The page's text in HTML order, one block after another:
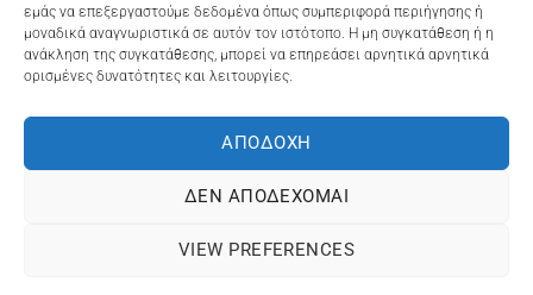
εμάς να επεξεργαστούμε δεδομένα όπως συμπεριφορά περιήγησης ή
μοναδικά αναγνωριστικά σε αυτόν τον ιστότοπο. Η μη συγκατάθεση ή η
ανάκληση της συγκατάθεσης, μπορεί να επηρεάσει αρνητικά αρνητικά
ορισμένες δυνατότητες και λειτουργίες.
ΑΠΟΔΟΧΉ
ΔΕΝ ΑΠΟΔΈΧΟΜΑΙ
VIEW PREFERENCES
Dioni Hair Spa, Κ. Σφακιανάκη 5, τηλ 28210 94712
On
Delivery
ΤΡΟΠΟΙ ΠΛΗΡΩΜΗΣ
ΠΟΛΙΤΙΚΉ ΕΠΙΣΤΡΟΦΏΝ
ΠΟΛΙΤΙΚΉ ΑΠΟΡΡΉΤΟΥ – COOKIES (ΕΕ)
. Powered byOCS eShop Development